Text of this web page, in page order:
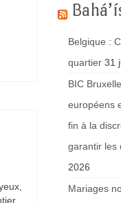
Belgique :
quartier 31
BIC
européens
fin à la
garantir les
2026
Mariages